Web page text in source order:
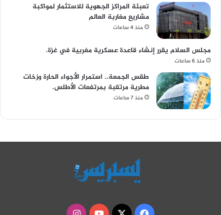
تعبئة المراكز الجهوية للاستثمار لمواكبة
مشاريع مغاربة العالم
منذ 4 ساعات
مجلس السلام يقرر إنشاء قاعدة عسكرية مغربية في غزة.
منذ 6 ساعات
طقس الجمعة.. استمرار الأجواء الحارة وزخات
مطرية مرتقبة بمرتفعات الأطلس.
منذ 7 ساعات